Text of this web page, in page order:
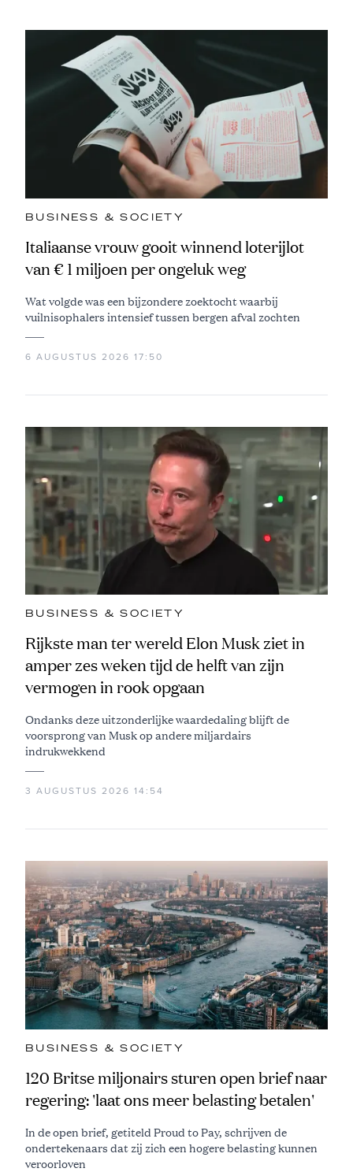
BUSINESS & SOCIETY
Italiaanse vrouw gooit winnend loterijlot
van € 1 miljoen per ongeluk weg
Wat volgde was een bijzondere zoektocht waarbij
vuilnisophalers intensief tussen bergen afval zochten
6 AUGUSTUS 2026 17:50
BUSINESS & SOCIETY
Rijkste man ter wereld Elon Musk ziet in
amper zes weken tijd de helft van zijn
vermogen in rook opgaan
Ondanks deze uitzonderlijke waardedaling blijft de
voorsprong van Musk op andere miljardairs
indrukwekkend
3 AUGUSTUS 2026 14:54
BUSINESS & SOCIETY
120 Britse miljonairs sturen open brief naar
regering: 'laat ons meer belasting betalen'
In de open brief, getiteld Proud to Pay, schrijven de
ondertekenaars dat zij zich een hogere belasting kunnen
veroorloven